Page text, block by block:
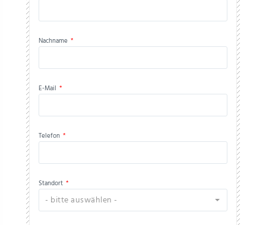
Nachname *
E-Mail *
Telefon *
Standort *
- bitte auswählen -